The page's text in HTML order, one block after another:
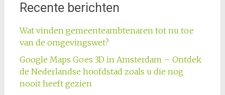
Recente berichten
Wat vinden gemeenteambtenaren tot nu toe
van de omgevingswet?
Google Maps Goes 3D in Amsterdam – Ontdek
de Nederlandse hoofdstad zoals u die nog
nooit heeft gezien